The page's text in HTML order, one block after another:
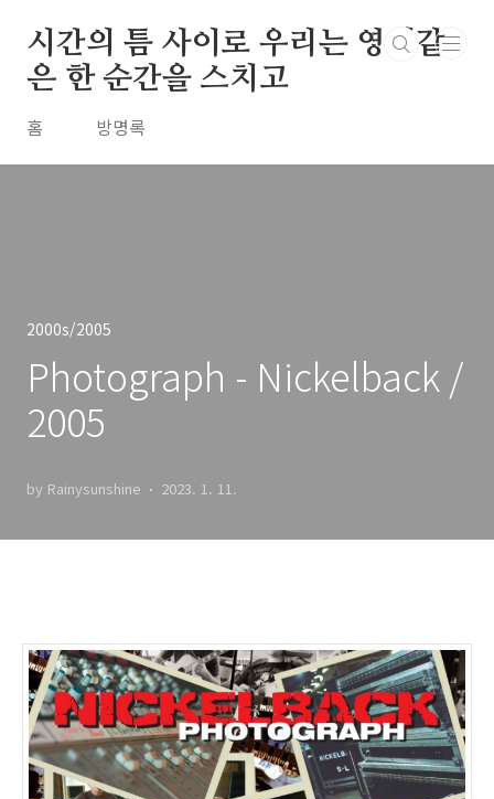
시간의 틈 사이로 우리는 영원같
은 한 순간을 스치고
홈 방명록
2000s/2005
Photograph - Nickelback /
2005
by Rainysunshine 2023. 1. 11.